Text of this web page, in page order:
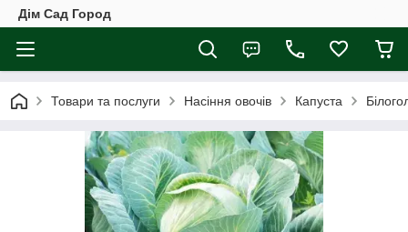
Дім Сад Город
Товари та послуги Насіння овочів Капуста